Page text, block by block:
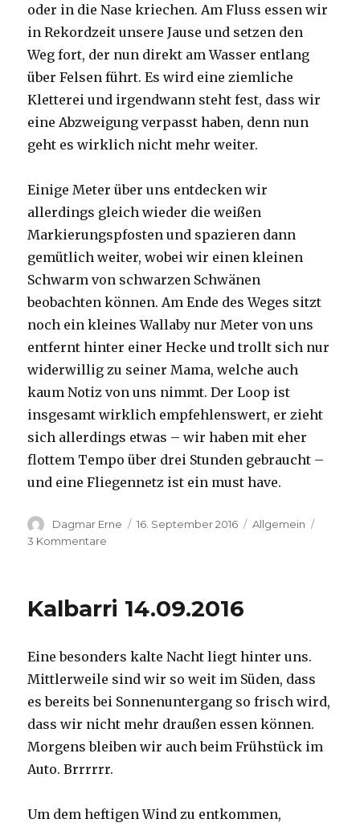
oder in die Nase kriechen. Am Fluss essen wir
in Rekordzeit unsere Jause und setzen den
Weg fort, der nun direkt am Wasser entlang
über Felsen führt. Es wird eine ziemliche
Kletterei und irgendwann steht fest, dass wir
eine Abzweigung verpasst haben, denn nun
geht es wirklich nicht mehr weiter.
Einige Meter über uns entdecken wir
allerdings gleich wieder die weißen
Markierungspfosten und spazieren dann
gemütlich weiter, wobei wir einen kleinen
Schwarm von schwarzen Schwänen
beobachten können. Am Ende des Weges sitzt
noch ein kleines Wallaby nur Meter von uns
entfernt hinter einer Hecke und trollt sich nur
widerwillig zu seiner Mama, welche auch
kaum Notiz von uns nimmt. Der Loop ist
insgesamt wirklich empfehlenswert, er zieht
sich allerdings etwas – wir haben mit eher
flottem Tempo über drei Stunden gebraucht –
und eine Fliegennetz ist ein must have.
Autor
Dagmar Erne
Veröffentlicht
16. September 2016 Kategorien
Allgemein
3 Kommentare
Kalbarri 14.09.2016
Eine besonders kalte Nacht liegt hinter uns.
Mittlerweile sind wir so weit im Süden, dass
es bereits bei Sonnenuntergang so frisch wird,
dass wir nicht mehr draußen essen können.
Morgens bleiben wir auch beim Frühstück im
Auto. Brrrrrr.
Um dem heftigen Wind zu entkommen,